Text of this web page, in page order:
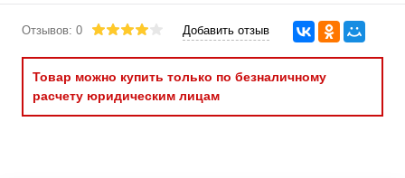
Отзывов: 0 Добавить отзыв
Товар можно купить только по безналичному
расчету юридическим лицам